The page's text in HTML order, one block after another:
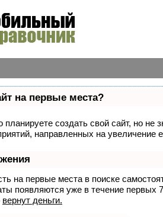
на первые места?
создать свой сайт, но не
направленных на увеличение
на первые места в поиске
появляются уже в течение первых
вернут деньги.